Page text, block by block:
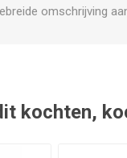
omschrijving
kochten,